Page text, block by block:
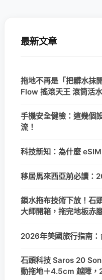
最新文章
拖地不再是「把髒水抹
Flow 搖滾天王 滾筒活
手機安全健檢：這幾個
流！
科技新知：為什麼
移居馬來西亞前必讀：
鎖水拖布技術下放！石
大師開箱，拖完地板赤
2026年美國旅行指南
石頭科技 Saros 20
動拖地＋4.5cm 越障，